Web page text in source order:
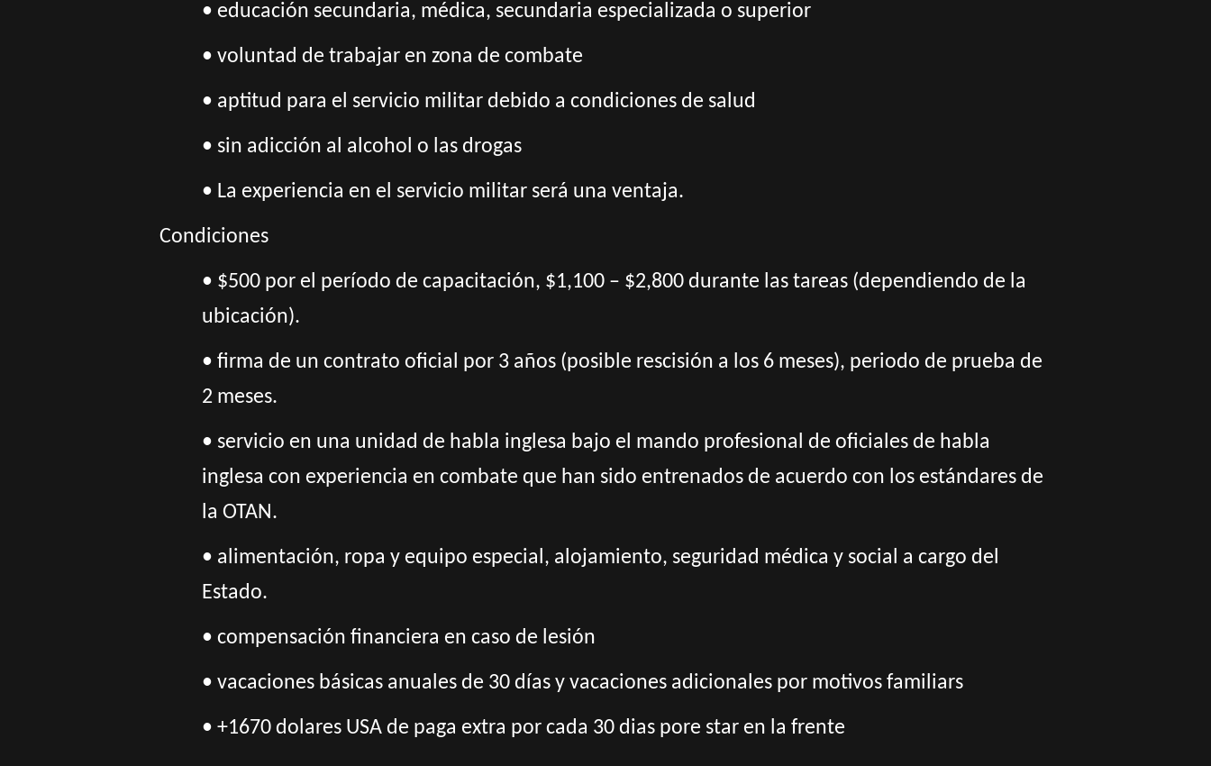
• educación secundaria, médica, secundaria especializada o superior
• voluntad de trabajar en zona de combate
• aptitud para el servicio militar debido a condiciones de salud
• sin adicción al alcohol o las drogas
• La experiencia en el servicio militar será una ventaja.
Condiciones
• $500 por el período de capacitación, $1,100 – $2,800 durante las tareas (dependiendo de la
ubicación).
• firma de un contrato oficial por 3 años (posible rescisión a los 6 meses), periodo de prueba de
2 meses.
• servicio en una unidad de habla inglesa bajo el mando profesional de oficiales de habla
inglesa con experiencia en combate que han sido entrenados de acuerdo con los estándares de
la OTAN.
• alimentación, ropa y equipo especial, alojamiento, seguridad médica y social a cargo del
Estado.
• compensación financiera en caso de lesión
• vacaciones básicas anuales de 30 días y vacaciones adicionales por motivos familiars
• +1670 dolares USA de paga extra por cada 30 dias pore star en la frente